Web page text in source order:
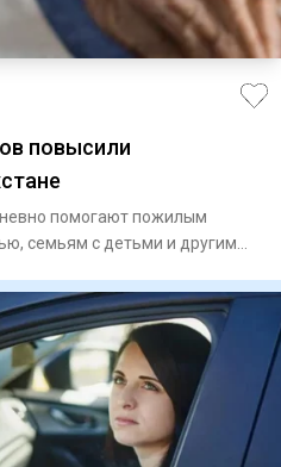
повысили
помогают пожилым
семьям с детьми и другим